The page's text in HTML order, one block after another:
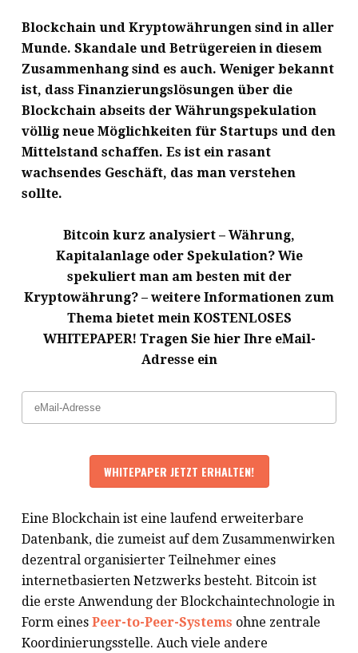
Blockchain und Kryptowährungen sind in aller
Munde. Skandale und Betrügereien in diesem
Zusammenhang sind es auch. Weniger bekannt
ist, dass Finanzierungslösungen über die
Blockchain abseits der Währungspekulation
völlig neue Möglichkeiten für Startups und den
Mittelstand schaffen. Es ist ein rasant
wachsendes Geschäft, das man verstehen
sollte.
Bitcoin kurz analysiert – Währung,
Kapitalanlage oder Spekulation? Wie
spekuliert man am besten mit der
Kryptowährung? – weitere Informationen zum
Thema bietet mein KOSTENLOSES
WHITEPAPER! Tragen Sie hier Ihre eMail-
Adresse ein
Eine Blockchain ist eine laufend erweiterbare
Datenbank, die zumeist auf dem Zusammenwirken
dezentral organisierter Teilnehmer eines
internetbasierten Netzwerks besteht. Bitcoin ist
die erste Anwendung der Blockchaintechnologie in
Form eines Peer-to-Peer-Systems ohne zentrale
Koordinierungsstelle. Auch viele andere